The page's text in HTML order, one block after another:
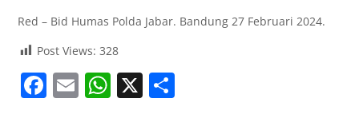
Red – Bid Humas Polda Jabar. Bandung 27 Februari 2024.
Post Views: 328
F E W X